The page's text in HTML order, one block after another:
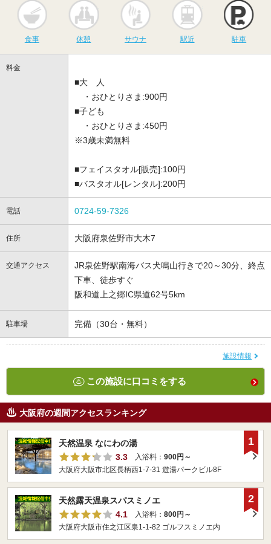
食事 休憩
サウナ
サウナ 駅近 駐車
料金
■大 人
・おひとりさま:900円
■子ども
・おひとりさま:450円
※3歳未満無料
■フェイスタオル[販売]:100円
■バスタオル[レンタル]:200円
電話 0724-59-7326
住所 大阪府泉佐野市大木7
交通アクセス
JR泉佐野駅南海バス犬鳴山行きで20～30分、終点
下車、徒歩すぐ
阪和道上之郷IC県道62号5km
駐車場 完備（30台・無料）
施設情報
この施設に口コミをする
大阪府の週間アクセスランキング
天然温泉 なにわの湯
3.3
入浴料： 900円～
大阪府大阪市北区長柄西1-7-31 遊湯パークビル8F
1
天然露天温泉スパスミノエ
4.1
入浴料： 800円～
大阪府大阪市住之江区泉1-1-82 ゴルフスミノエ内
2